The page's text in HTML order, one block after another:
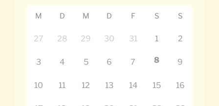
M D M D F S S
27 28 29 30 31 1 2
3 4 5 6 7 8 9
10 11 12 13 14 15 16